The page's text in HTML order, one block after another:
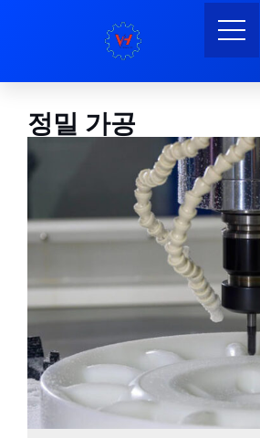
정밀 가공